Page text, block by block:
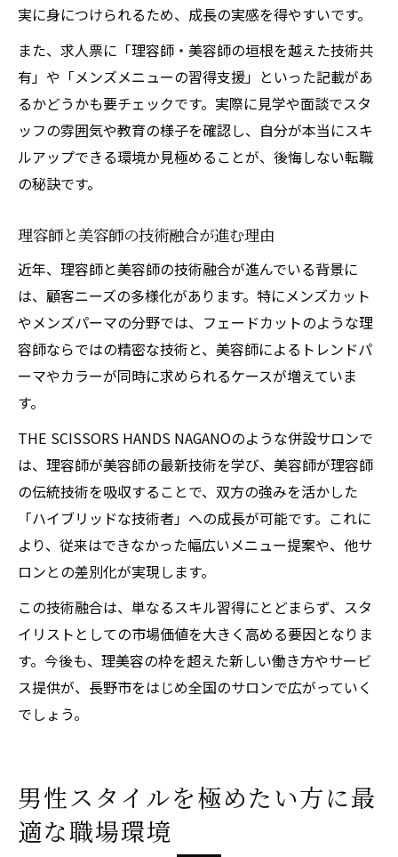
実に身につけられるため、成長の実感を得やすいです。
また、求人票に「理容師・美容師の垣根を越えた技術共
有」や「メンズメニューの習得支援」といった記載があ
るかどうかも要チェックです。実際に見学や面談でスタ
ッフの雰囲気や教育の様子を確認し、自分が本当にスキ
ルアップできる環境か見極めることが、後悔しない転職
の秘訣です。
理容師と美容師の技術融合が進む理由
近年、理容師と美容師の技術融合が進んでいる背景に
は、顧客ニーズの多様化があります。特にメンズカット
やメンズパーマの分野では、フェードカットのような理
容師ならではの精密な技術と、美容師によるトレンドパ
ーマやカラーが同時に求められるケースが増えていま
す。
THE SCISSORS HANDS NAGANOのような併設サロンで
は、理容師が美容師の最新技術を学び、美容師が理容師
の伝統技術を吸収することで、双方の強みを活かした
「ハイブリッドな技術者」への成長が可能です。これに
より、従来はできなかった幅広いメニュー提案や、他サ
ロンとの差別化が実現します。
この技術融合は、単なるスキル習得にとどまらず、スタ
イリストとしての市場価値を大きく高める要因となりま
す。今後も、理美容の枠を超えた新しい働き方やサービ
ス提供が、長野市をはじめ全国のサロンで広がっていく
でしょう。
男性スタイルを極めたい方に最
適な職場環境